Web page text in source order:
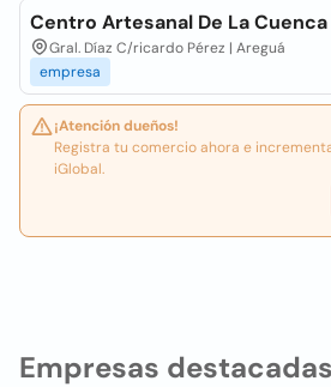
Empresas destacadas
Centro Artesanal De La Cuenca
Gral. Díaz C/ricardo Pérez | Areguá
empresa
¡Atención dueños!
Registra tu comercio ahora e
iGlobal.